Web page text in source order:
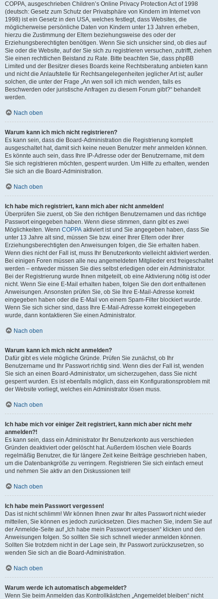
COPPA, ausgeschrieben Children’s Online Privacy Protection Act of 1998
(deutsch: Gesetz zum Schutz der Privatsphäre von Kindern im Internet von
1998) ist ein Gesetz in den USA, welches festlegt, dass Websites, die
möglicherweise persönliche Daten von Kindern unter 13 Jahren erheben,
hierzu die Zustimmung der Eltern beziehungsweise des oder der
Erziehungsberechtigten benötigen. Wenn Sie sich unsicher sind, ob dies auf
Sie oder die Website, auf der Sie sich zu registrieren versuchen, zutrifft, ziehen
Sie einen rechtlichen Beistand zu Rate. Bitte beachten Sie, dass phpBB
Limited und der Besitzer dieses Boards keine Rechtsberatung anbieten kann
und nicht die Anlaufstelle für Rechtsangelegenheiten jeglicher Art ist; außer
solchen, die unter der Frage „An wen soll ich mich wenden, falls es
Beschwerden oder juristische Anfragen zu diesem Forum gibt?“ behandelt
werden.
Nach oben
Warum kann ich mich nicht registrieren?
Es kann sein, dass die Board-Administration die Registrierung komplett
ausgeschaltet hat, damit sich keine neuen Benutzer mehr anmelden können.
Es könnte auch sein, dass Ihre IP-Adresse oder der Benutzername, mit dem
Sie sich registrieren möchten, gesperrt wurden. Um Hilfe zu erhalten, wenden
Sie sich an die Board-Administration.
Nach oben
Ich habe mich registriert, kann mich aber nicht anmelden!
Überprüfen Sie zuerst, ob Sie den richtigen Benutzernamen und das richtige
Passwort eingegeben haben. Wenn diese stimmen, dann gibt es zwei
Möglichkeiten. Wenn COPPA aktiviert ist und Sie angegeben haben, dass Sie
unter 13 Jahre alt sind, müssen Sie bzw. einer Ihrer Eltern oder Ihrer
Erziehungsberechtigten den Anweisungen folgen, die Sie erhalten haben.
Wenn dies nicht der Fall ist, muss Ihr Benutzerkonto vielleicht aktiviert werden.
Bei einigen Foren müssen alle neu angemeldeten Mitglieder erst freigeschaltet
werden – entweder müssen Sie dies selbst erledigen oder ein Administrator.
Bei der Registrierung wurde Ihnen mitgeteilt, ob eine Aktivierung nötig ist oder
nicht. Wenn Sie eine E-Mail erhalten haben, folgen Sie den dort enthaltenen
Anweisungen. Ansonsten prüfen Sie, ob Sie Ihre E-Mail-Adresse korrekt
eingegeben haben oder die E-Mail von einem Spam-Filter blockiert wurde.
Wenn Sie sich sicher sind, dass Ihre E-Mail-Adresse korrekt eingegeben
wurde, dann kontaktieren Sie einen Administrator.
Nach oben
Warum kann ich mich nicht anmelden?
Dafür gibt es viele mögliche Gründe. Prüfen Sie zunächst, ob Ihr
Benutzername und Ihr Passwort richtig sind. Wenn dies der Fall ist, wenden
Sie sich an einen Board-Administrator, um sicherzugehen, dass Sie nicht
gesperrt wurden. Es ist ebenfalls möglich, dass ein Konfigurationsproblem mit
der Website vorliegt, welches ein Administrator lösen muss.
Nach oben
Ich habe mich vor einiger Zeit registriert, kann mich aber nicht mehr
anmelden?!
Es kann sein, dass ein Administrator Ihr Benutzerkonto aus verschieden
Gründen deaktiviert oder gelöscht hat. Außerdem löschen viele Boards
regelmäßig Benutzer, die für längere Zeit keine Beiträge geschrieben haben,
um die Datenbankgröße zu verringern. Registrieren Sie sich einfach erneut
und nehmen Sie aktiv an den Diskussionen teil!
Nach oben
Ich habe mein Passwort vergessen!
Das ist nicht schlimm! Wir können Ihnen zwar Ihr altes Passwort nicht wieder
mitteilen, Sie können es jedoch zurücksetzen. Dies machen Sie, indem Sie auf
der Anmelde-Seite auf „Ich habe mein Passwort vergessen“ klicken und den
Anweisungen folgen. So sollten Sie sich schnell wieder anmelden können.
Sollten Sie trotzdem nicht in der Lage sein, Ihr Passwort zurückzusetzen, so
wenden Sie sich an die Board-Administration.
Nach oben
Warum werde ich automatisch abgemeldet?
Wenn Sie beim Anmelden das Kontrollkästchen „Angemeldet bleiben“ nicht